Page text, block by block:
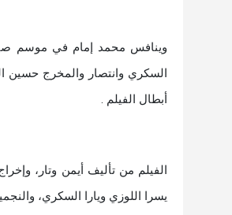
السكري وانتصار والمخرج حسين
أبطال الفيلم .
الفيلم من تأليف أيمن وتار،
يسرا اللوزي ويارا السكري،